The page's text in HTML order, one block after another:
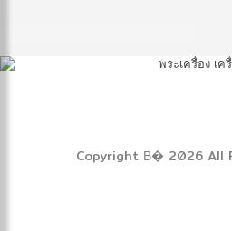
Copyright В� 2026 All